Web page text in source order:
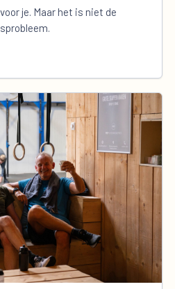
je. Maar het is niet de